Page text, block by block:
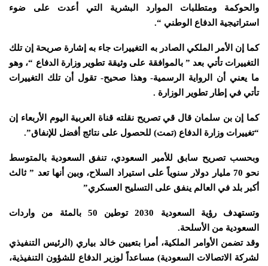
والحوكمة ومتطلبات الموارد البشرية التي أعدت على ضوء
استراتيجية الدفاع الوطني “.
كما إن الأمر الملكي الصادر به التغييرات جاء به إشارة صريحة إن تلك
التغييرات تأتي بعد ” بالموافقة على وثيقة تطوير وزارة الدفاع “، وهو
ما يعني أن الرواية الرسمية- وهذا صحيح- تقول أن تلك التغييرات
تأتي في إطار تطوير الوزارة .
كما إن بن سلمان قال قي تصريح نقلته قناة العربية اليوم الأربعاء إن
“تغييرات وزارة الدفاع (تمت) للحصول على نتائج أفضل للإنفاق”.
وبحسب تصريح سابق للأمير السعودي، تنفق السعودية بالمتوسط
نحو 70 مليار دولار سنوياً على استيراد السلاح، وبين أنها تعد ” ثالث
أكبر بلد في العالم ينفق على التسليح العسكري”
وتستهدف رؤية السعودية 2030 توطين 50 بالمئة من واردات
السعودية من الأسلحة.
وقد تضمن الأوامر الملكية، أمرا بتعيين خالد بياري (الرئيس التنفيذي
لشركة الاتصالات السعودية) مساعداً لوزير الدفاع للشؤون التنفيذية،